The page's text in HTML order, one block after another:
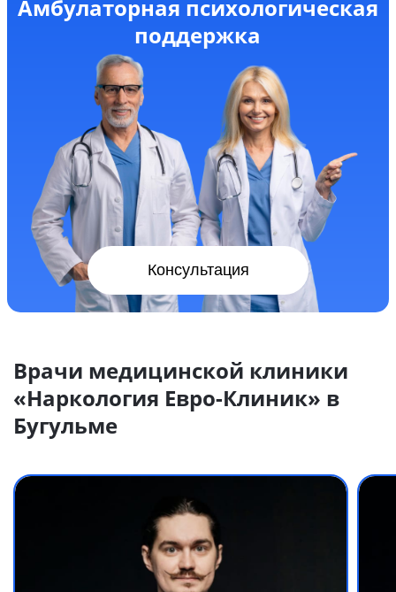
Амбулаторная психологическая
поддержка
Консультация
Врачи медицинской клиники
«Наркология Евро-Клиник» в
Бугульме